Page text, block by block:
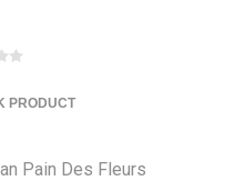
PRODUCT
Pain Des Fleurs